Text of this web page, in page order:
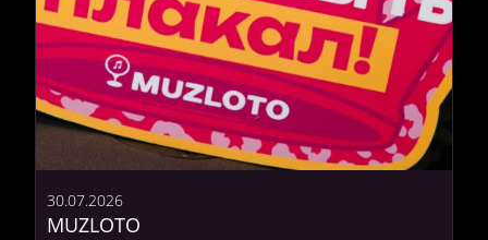
MUZLOTO
30.07.2026